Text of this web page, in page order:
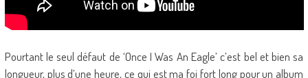
Pourtant le seul défaut de ‘Once I Was An Eagle’ c’est bel et bien sa
longueur, plus d’une heure, ce qui est ma foi fort long pour un album